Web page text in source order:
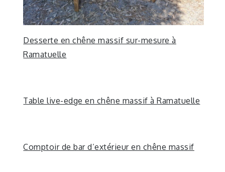
Desserte en chêne massif sur-mesure à
Ramatuelle
Table live-edge en chêne massif à Ramatuelle
Comptoir de bar d’extérieur en chêne massif